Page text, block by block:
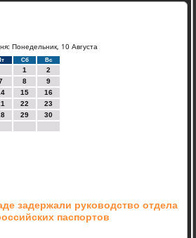
Понедельник, 10 Августа
Сб Вс
1
2
8
9
15
16
22
23
29
30
задержали руководство отдела
паспортов